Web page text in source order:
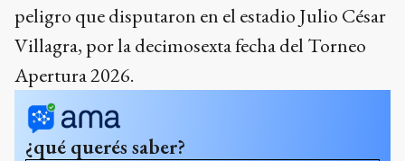
peligro que disputaron en el estadio Julio César
Villagra, por la decimosexta fecha del Torneo
Apertura 2026.
¿qué querés saber?